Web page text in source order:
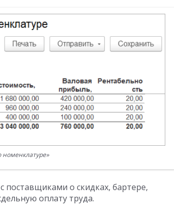
номенклатуре»
поставщиками о скидках, бартере,
оплату труда.